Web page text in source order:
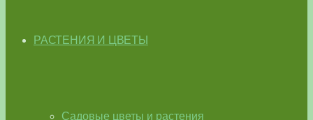
РАСТЕНИЯ И ЦВЕТЫ
Садовые цветы и растения